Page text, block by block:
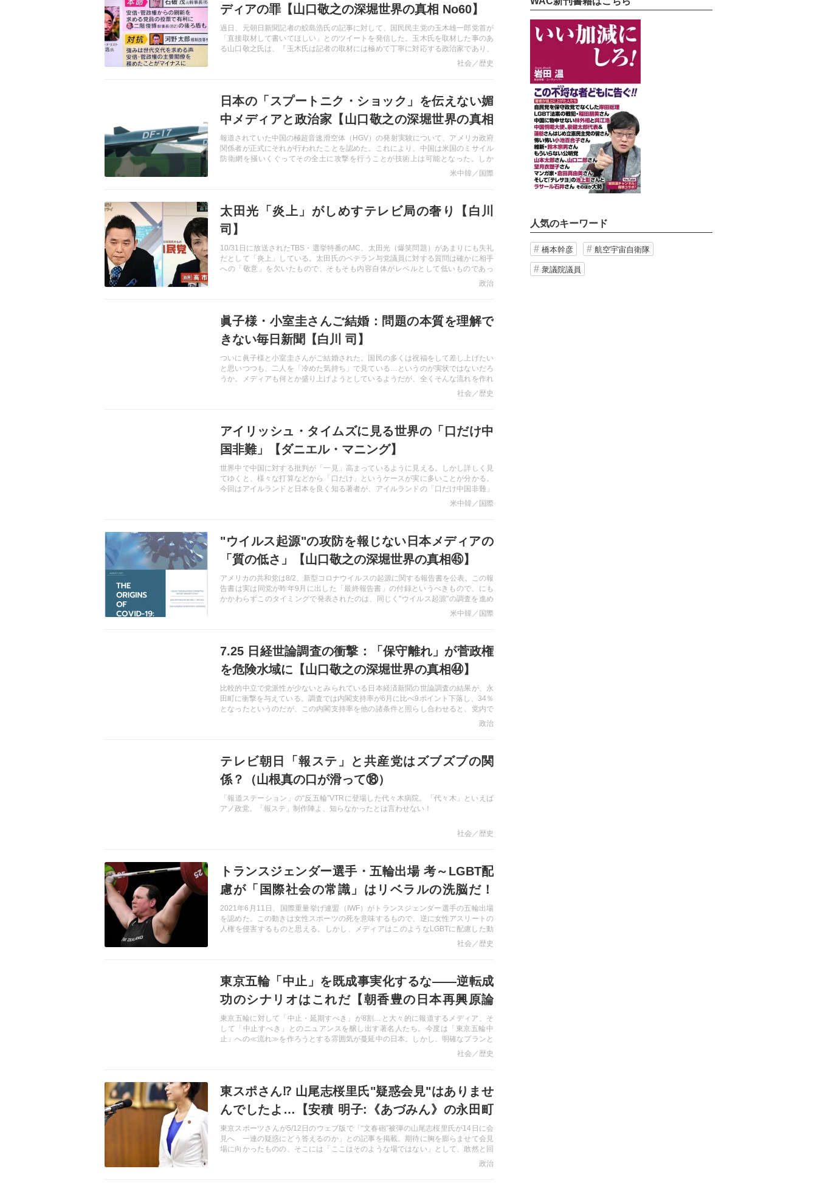
ディアの罪【山口敬之の深堀世界の真相 No60】
過日、元朝日新聞記者の鮫島浩氏の記事に対して、国民民主党の玉木雄一郎党首が
「直接取材して書いてほしい」とのツイートを発信した。玉木氏を取材した事のあ
る山口敬之氏は、『玉木氏は記者の取材には極めて丁寧に対応する政治家であり、
このような発信をする事自体極めて異例』と指摘する。鮫島氏と言えば、朝日新聞
の大誤報「福島第一原発・吉田調書」に関する出稿責任者。本人のジャーナリスト
社会／歴史
日本の「スプートニク・ショック」を伝えない媚
中メディアと政治家【山口敬之の深堀世界の真相
No58】
報道されていた中国の極超音速滑空体（HGV）の発射実験について、アメリカ政府
関係者が正式にそれが行われたことを認めた。これにより、中国は米国のミサイル
防衛網を掻いくぐってその全土に攻撃を行うことが技術上は可能となった。しか
し、米国には原子力潜水艦のSLBMによって報復攻撃を行うという「抑止力」があ
るが、日本が攻撃された際に米国が自国民をリスクに晒してまで報復するかは全く
アと、「中国とはひたすら仲良く」としか言わない媚中政治家の存在にある―
米中韓／国際
太田光「炎上」がしめすテレビ局の奢り【白川
司】
10/31日に放送されたTBS・選挙特番のMC、太田光（爆笑問題）があまりにも失礼
だとして「炎上」している。太田氏のベテラン与党議員に対する質問は確かに相手
への「敬意」を欠いたもので、そもそも内容自体がレベルとして低いものであっ
た。しかし、より問題とすべきは太田氏を前面に立て、何の反省も示さないTBSの
卑怯さであろう。公平を期すべき番組を偏らせて平然としているテレビ局の奢りを
政治
眞子様・小室圭さんご結婚：問題の本質を理解で
きない毎日新聞【白川 司】
ついに眞子様と小室圭さんがご結婚された。国民の多くは祝福をして差し上げたい
と思いつつも、二人を「冷めた気持ち」で見ている…というのが実状ではないだろ
うか。メディアも何とか盛り上げようとしているようだが、全くそんな流れを作れ
ていない。一方で、その「国民の冷めた視線」を全く方向違いに論じているのが毎
日新聞だ。皇室をサゲたいあまり、通常の感覚とはズレている彼らのヘンな見解を
社会／歴史
アイリッシュ・タイムズに見る世界の「口だけ中
国非難」【ダニエル・マニング】
世界中で中国に対する批判が「一見」高まっているように見える。しかし詳しく見
てゆくと、様々な打算などから「口だけ」というケースが実に多いことが分かる。
今回はアイルランドと日本を良く知る著者が、アイルランドの「口だけ中国非難」
米中韓／国際
"ウイルス起源"の攻防を報じない日本メディアの
「質の低さ」【山口敬之の深堀世界の真相㊺】
アメリカの共和党は8/2、新型コロナウイルスの起源に関する報告書を公表。この報
告書は実は同党が昨年9月に出した「最終報告書」の付録というべきもので、にも
かかわらずこのタイミングで発表されたのは、同じく"ウイルス起源"の調査を進め
るバイデン政権にプレッシャーをかける意味合いがある。しかし、このような米国
政治のダイナミズムを報じる日本のメディアは残念ながら皆無だ。米国での"ウイル
米中韓／国際
7.25 日経世論調査の衝撃：「保守離れ」が菅政権
を危険水域に【山口敬之の深堀世界の真相㊹】
比較的中立で党派性が少ないとみられている日本経済新聞の世論調査の結果が、永
田町に衝撃を与えている。調査では内閣支持率が6月に比べ9ポイント下落し、34％
となったというのだが、この内閣支持率を他の諸条件と照らし合わせると、党内で
「菅下ろし」の動きが高まる可能性が高いというのだ。コロナ禍があったとはい
え、出だしが好調であった菅政権がここまで支持の下落を招いた原因は一体何か―
政治
テレビ朝日「報ステ」と共産党はズブズブの関
係？（山根真の口が滑って⑱）
「報道ステーション」の“反五輪”VTRに登場した代々木病院。「代々木」といえば
アノ政党。「報ステ」制作陣よ、知らなかったとは言わせない！
社会／歴史
トランスジェンダー選手・五輪出場 考～LGBT配
慮が「国際社会の常識」はリベラルの洗脳だ！
【ナザレンコ・アンドリー／新連載第4回】
2021年6月11日、国際重量挙げ連盟（IWF）がトランスジェンダー選手の五輪出場
を認めた。この動きは女性スポーツの死を意味するもので、逆に女性アスリートの
人権を侵害するものと思える。しかし、メディアはこのようなLGBTに配慮した動
きを「国際社会の常識」とするばかり…。実際は世界の多くの国で過剰なLGBT配
慮にカウンターが起きているばかりか、法律でLGBTを促進することを禁止する国
社会／歴史
東京五輪「中止」を既成事実化するな――逆転成
功のシナリオはこれだ【朝香豊の日本再興原論
No51】
東京五輪に対して「中止・延期すべき」が8割…と大々的に報道するメディア、そ
して「中止すべき」とのニュアンスを醸し出す著名人たち。今度は「東京五輪中
止」への≪流れ≫を作ろうとする雰囲気が蔓延中の日本。しかし、明確なプランと
実行の意思があれば、東京五輪をまだ十分に成功に導くことができると確信する。
社会／歴史
東スポさん⁉ 山尾志桜里氏"疑惑会見"はありませ
んでしたよ…【安積 明子:《あづみん》の永田町
ウォッチ No54】
東京スポーツさんが5/12日のウェブ版で「“文春砲”被弾の山尾志桜里氏が14日に会
見へ 一連の疑惑にどう答えるのか」との記事を掲載。期待に胸を膨らませて会見
場に向かったものの、そこには「ここはそのような場ではない」として、敢然と回
政治
人気のキーワード
橋本幹彦 航空宇宙自衛隊
衆議院議員